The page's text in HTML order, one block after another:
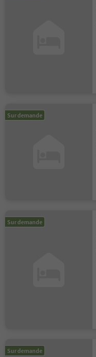
Sur demande
Sur demande
Sur demande